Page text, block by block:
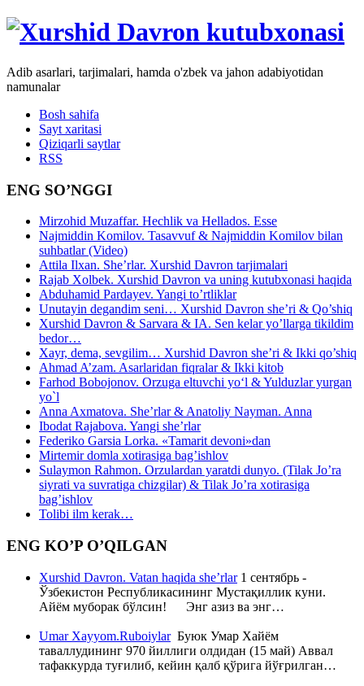
Adib asarlari, tarjimalari, hamda o'zbek va jahon adabiyotidan
namunalar
Bosh sahifa
Sayt xaritasi
Qiziqarli saytlar
RSS
ENG SO’NGGI
Mirzohid Muzaffar. Hechlik va Hellados. Esse
Najmiddin Komilov. Tasavvuf & Najmiddin Komilov bilan
suhbatlar (Video)
Attila Ilxan. She’rlar. Xurshid Davron tarjimalari
Rajab Xolbek. Xurshid Davron va uning kutubxonasi haqida
Abduhamid Pardayev. Yangi to’rtliklar
Unutayin degandim seni… Xurshid Davron she’ri & Qo’shiq
Xurshid Davron & Sarvara & IA. Sen kelar yo’llarga tikildim
bedor…
Xayr, dema, sevgilim… Xurshid Davron she’ri & Ikki qo’shiq
Ahmad A’zam. Asarlaridan fiqralar & Ikki kitob
Farhod Bobojonov. Orzuga eltuvchi yo‘l & Yulduzlar yurgan
yo`l
Anna Axmatova. She’rlar & Anatoliy Nayman. Anna
Ibodat Rajabova. Yangi she’rlar
Federiko Garsia Lorka. «Tamarit devoni»dan
Mirtemir domla xotirasiga bag’ishlov
Sulaymon Rahmon. Orzulardan yaratdi dunyo. (Tilak Jo’ra
siyrati va suvratiga chizgilar) & Tilak Jo’ra xotirasiga
bag’ishlov
Tolibi ilm kerak…
ENG KO’P O’QILGAN
Xurshid Davron. Vatan haqida she’rlar1 сентябрь -
Ўзбекистон Республикасининг Мустақиллик куни.
Айём муборак бўлсин! Энг азиз ва энг…
Umar Xayyom.RuboiylarБуюк Умар Хайём
таваллудининг 970 йиллиги олдидан (15 май) Аввал
тафаккурда туғилиб, кейин қалб қўрига йўғрилган…